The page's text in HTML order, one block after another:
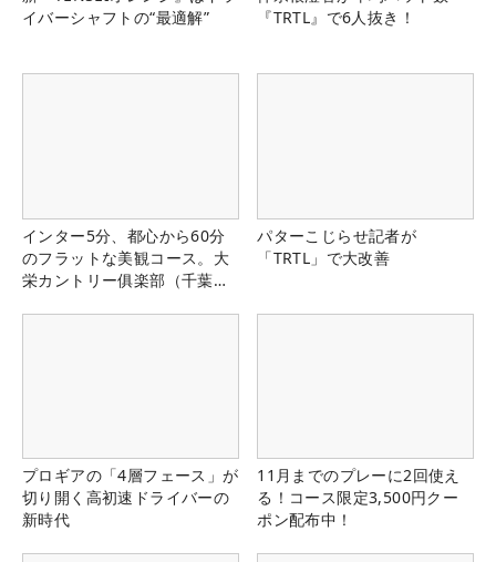
イバーシャフトの“最適解”
『TRTL』で6人抜き！
インター5分、都心から60分
のフラットな美観コース。大
栄カントリー俱楽部（千葉
パターこじらせ記者が
「TRTL」で大改善
プロギアの「4層フェース」が
切り開く高初速ドライバーの
新時代
11月までのプレーに2回使え
る！コース限定3,500円クー
ポン配布中！